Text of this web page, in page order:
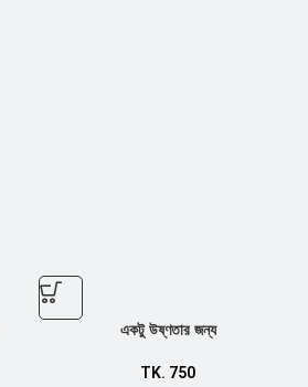
একটু উষ্ণতার জন্য
TK. 750